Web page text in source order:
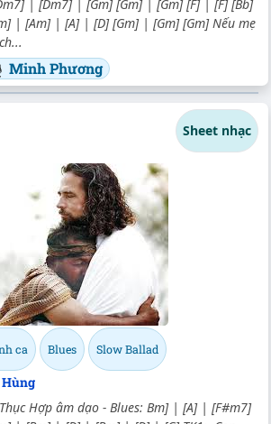
| [Dm7] | [Gm] [Gm] | [Gm] [F] | [F] [Bb]
| [Am] | [A] | [D] [Gm] | [Gm] [Gm] Nếu mẹ
Minh Phương
Sheet nhạc
ca Blues Slow Ballad
Hợp âm dạo - Blues: Bm] | [A] | [F#m7]